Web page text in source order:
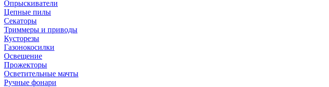
Опрыскиватели
Цепные пилы
Секаторы
Триммеры и приводы
Кусторезы
Газонокосилки
Освещение
Прожекторы
Осветительные мачты
Ручные фонари